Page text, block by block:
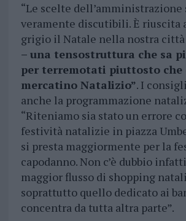
“Le scelte dell’amministrazione
veramente discutibili. È riuscita
grigio il Natale nella nostra città
– una tensostruttura che sa
per terremotati piuttosto che
mercatino Natalizio”. I
anche la programmazione
“Riteniamo sia stato un errore
festività natalizie in piazza
si presta maggiormente per la
capodanno. Non c’è dubbio
maggior flusso di shopping
soprattutto quello dedicato ai
concentra da tutta altra parte”.